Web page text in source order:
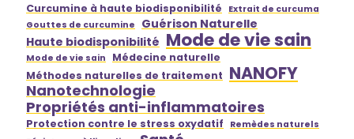
Curcumine à haute biodisponibilité
Extrait de curcuma
Gouttes de curcumine
Guérison Naturelle
Haute biodisponibilité Mode de vie sain
Mode de vie sain
Médecine naturelle
Méthodes naturelles de traitement NANOFY
Nanotechnologie
Propriétés anti-inflammatoires
Protection contre le stress oxydatif
Remèdes naturels